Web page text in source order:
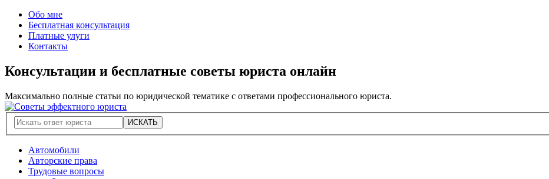
Обо мне
Бесплатная консультация
Платные улуги
Контакты
Консультации и бесплатные советы юриста онлайн
Максимально полные статьи по юридической тематике с ответами профессионального юриста.
Автомобили
Авторские права
Трудовые вопросы